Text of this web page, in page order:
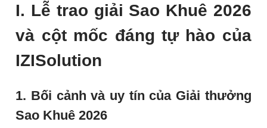
I. Lễ trao giải Sao Khuê 2026
và cột mốc đáng tự hào của
IZISolution
1. Bối cảnh và uy tín của Giải thưởng
Sao Khuê 2026